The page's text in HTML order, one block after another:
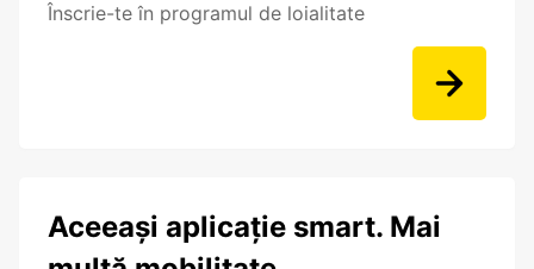
Înscrie-te în programul de loialitate
Aceeași aplicație smart. Mai